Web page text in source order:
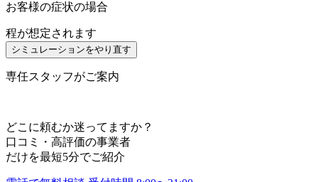
お客様の症状の場合
程が想定されます
シミュレーションをやり直す
専任スタッフがご案内
どこに頼むか迷ってますか？
口コミ・高評価の事業者
だけを最短5分でご紹介